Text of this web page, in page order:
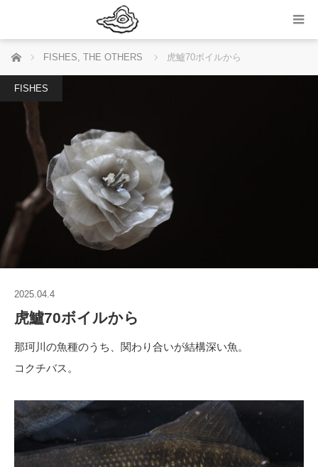
ホーム FISHES, THE OTHERS 虎鱸70ボイルから
FISHES
2025.04.4
虎鱸70ボイルから
那珂川の魚種のうち、関わり合いが結構深い魚。
コクチバス。